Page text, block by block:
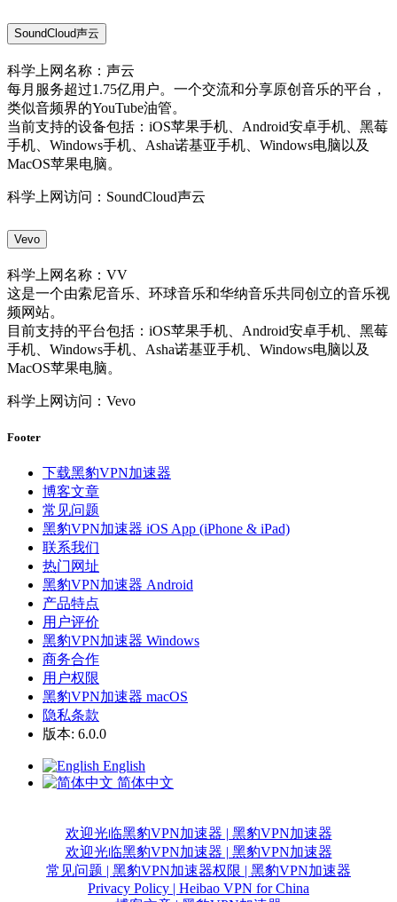
SoundCloud声云
科学上网名称：声云
每月服务超过1.75亿用户。一个交流和分享原创音乐的平台，
类似音频界的YouTube油管。
当前支持的设备包括：iOS苹果手机、Android安卓手机、黑莓
手机、Windows手机、Asha诺基亚手机、Windows电脑以及
MacOS苹果电脑。
科学上网访问：SoundCloud声云
Vevo
科学上网名称：VV
这是一个由索尼音乐、环球音乐和华纳音乐共同创立的音乐视
频网站。
目前支持的平台包括：iOS苹果手机、Android安卓手机、黑莓
手机、Windows手机、Asha诺基亚手机、Windows电脑以及
MacOS苹果电脑。
科学上网访问：Vevo
Footer
下载黑豹VPN加速器
博客文章
常见问题
黑豹VPN加速器 iOS App (iPhone & iPad)
联系我们
热门网址
黑豹VPN加速器 Android
产品特点
用户评价
黑豹VPN加速器 Windows
商务合作
用户权限
黑豹VPN加速器 macOS
隐私条款
版本: 6.0.0
English
简体中文
欢迎光临黑豹VPN加速器 | 黑豹VPN加速器
欢迎光临黑豹VPN加速器 | 黑豹VPN加速器
常见问题 | 黑豹VPN加速器权限 | 黑豹VPN加速器
Privacy Policy | Heibao VPN for China